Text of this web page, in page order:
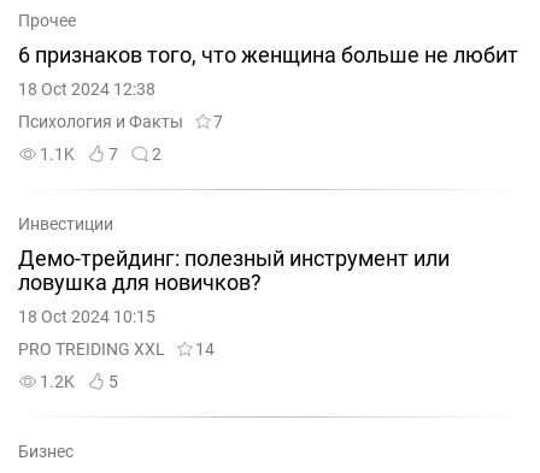
Прочее
6 признаков того, что женщина больше не любит
18 Oct 2024 12:38
Психология и Факты
7
1.1K
7 2
Инвестиции
Демо-трейдинг: полезный инструмент или
ловушка для новичков?
18 Oct 2024 10:15
PRO TREIDING XXL
14
1.2K
5
Бизнес